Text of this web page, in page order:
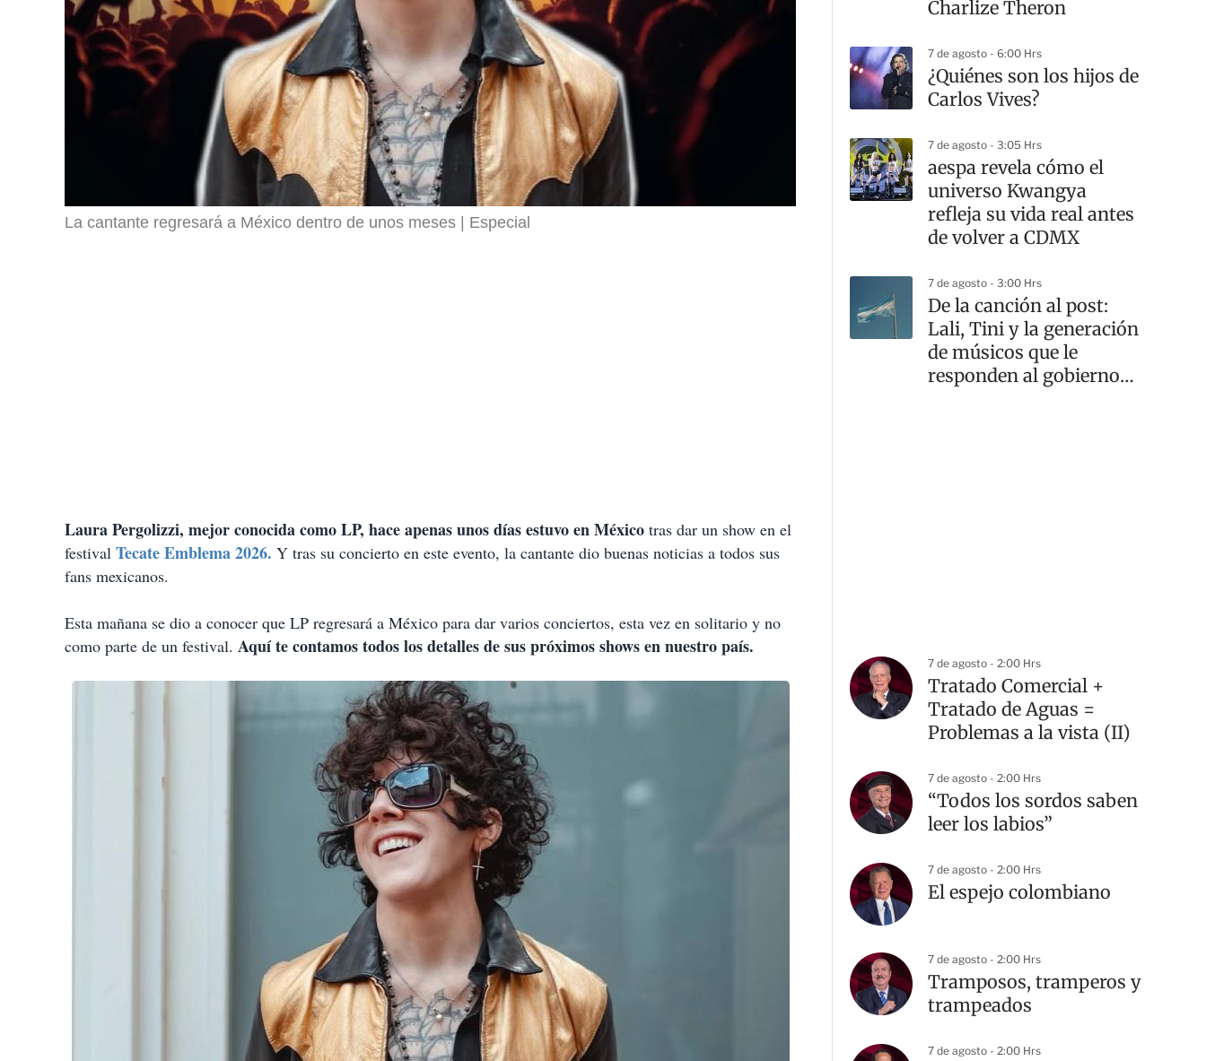
La cantante regresará a México dentro de unos meses Especial
Laura Pergolizzi, mejor conocida como LP, hace apenas unos días estuvo en México tras dar un show en el
festival Tecate Emblema 2026. Y tras su concierto en este evento, la cantante dio buenas noticias a todos sus
fans mexicanos.
Esta mañana se dio a conocer que LP regresará a México para dar varios conciertos, esta vez en solitario y no
como parte de un festival. Aquí te contamos todos los detalles de sus próximos shows en nuestro país.
Charlize Theron
7 de agosto - 6:00 Hrs
¿Quiénes son los hijos de
Carlos Vives?
7 de agosto - 3:05 Hrs
aespa revela cómo el
universo Kwangya
refleja su vida real antes
de volver a CDMX
7 de agosto - 3:00 Hrs
De la canción al post:
Lali, Tini y la generación
de músicos que le
responden al gobierno
7 de agosto - 2:00 Hrs
Tratado Comercial +
Tratado de Aguas =
Problemas a la vista (II)
7 de agosto - 2:00 Hrs
“Todos los sordos saben
leer los labios”
7 de agosto - 2:00 Hrs
El espejo colombiano
7 de agosto - 2:00 Hrs
Tramposos, tramperos y
trampeados
7 de agosto - 2:00 Hrs